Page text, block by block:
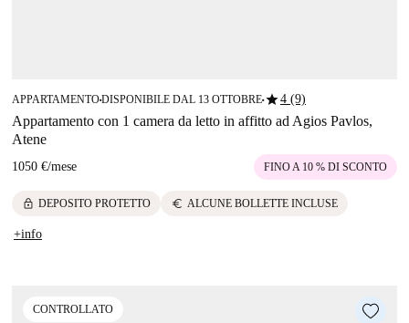
APPARTAMENTO■DISPONIBILE DAL 13 OTTOBRE■star4 (9)
Appartamento con 1 camera da letto in affitto ad Agios Pavlos,
Atene
1050 €/mese FINO A 10 % DI SCONTO
lock DEPOSITO PROTETTO euro ALCUNE BOLLETTE INCLUSE
+info
CONTROLLATO